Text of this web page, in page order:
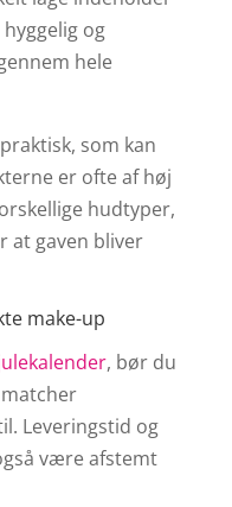
og
hele
som kan
er ofte af høj
hudtyper,
at gaven bliver
make-up
, bør du
Leveringstid og
være afstemt